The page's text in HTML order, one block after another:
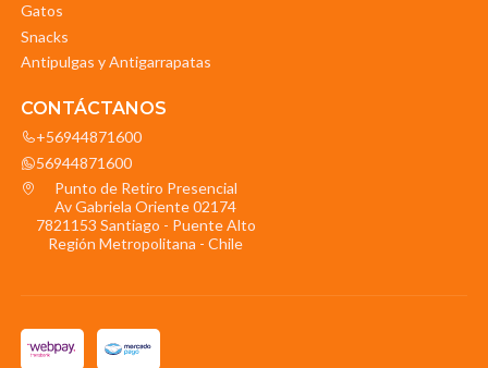
Gatos
Snacks
Antipulgas y Antigarrapatas
CONTÁCTANOS
+56944871600
56944871600
Punto de Retiro Presencial
Av Gabriela Oriente 02174
7821153 Santiago - Puente Alto
Región Metropolitana - Chile